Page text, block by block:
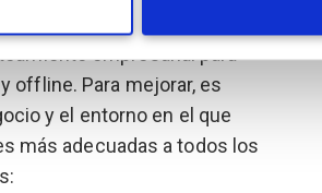
empresarial para
offline. Para mejorar, es
y el entorno en el que
más adecuadas a todos los